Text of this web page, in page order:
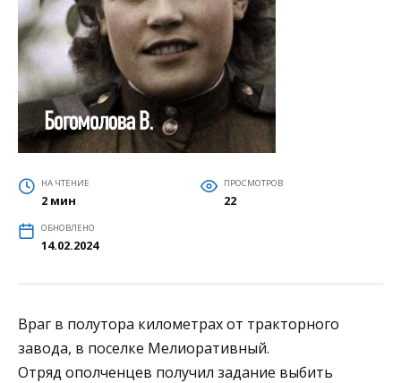
НА ЧТЕНИЕ
2 мин
ПРОСМОТРОВ
22
ОБНОВЛЕНО
14.02.2024
Враг в полутора километрах от тракторного
завода, в поселке Мелиоративный.
Отряд ополченцев получил задание выбить